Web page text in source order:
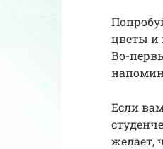
цветы и
Во-
Если
желает,